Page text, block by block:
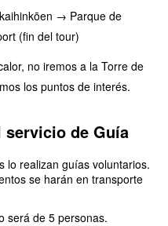
→ Parque de
(fin del tour)
no iremos a la Torre de
los puntos de interés.
de Guía
lo realizan guías voluntarios.
se harán en transporte
será de 5 personas.